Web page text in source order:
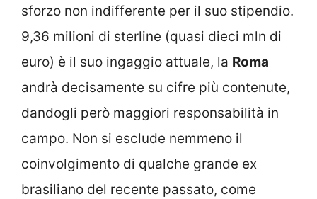
sforzo non indifferente per il suo stipendio.
9,36 milioni di sterline (quasi dieci mln di
euro) è il suo ingaggio attuale, la Roma
andrà decisamente su cifre più contenute,
dandogli però maggiori responsabilità in
campo. Non si esclude nemmeno il
coinvolgimento di qualche grande ex
brasiliano del recente passato, come